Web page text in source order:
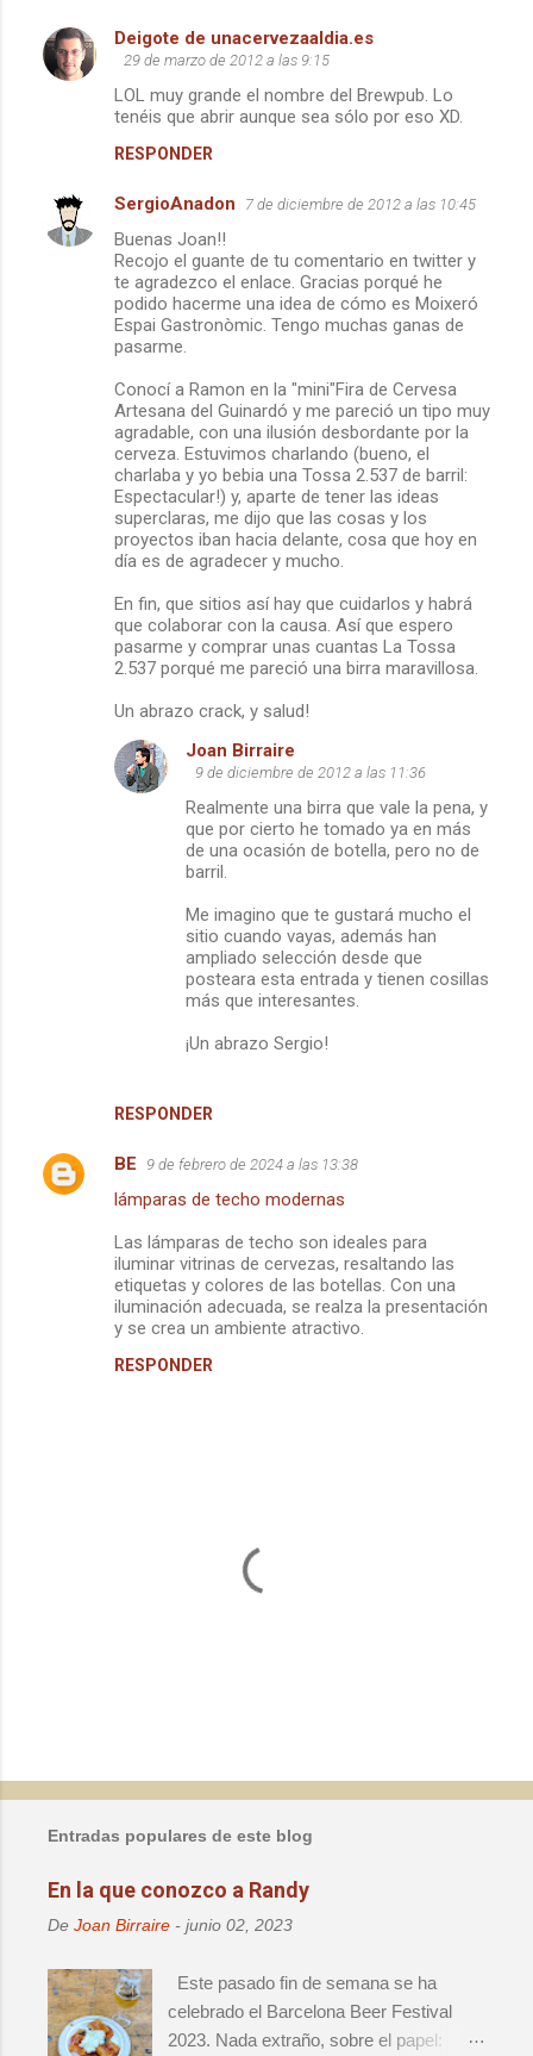
Deigote de unacervezaaldia.es
29 de marzo de 2012 a las 9:15
LOL muy grande el nombre del Brewpub. Lo
tenéis que abrir aunque sea sólo por eso XD.
RESPONDER
SergioAnadon 7 de diciembre de 2012 a las 10:45
Buenas Joan!!
Recojo el guante de tu comentario en twitter y
te agradezco el enlace. Gracias porqué he
podido hacerme una idea de cómo es Moixeró
Espai Gastronòmic. Tengo muchas ganas de
pasarme.
Conocí a Ramon en la "mini"Fira de Cervesa
Artesana del Guinardó y me pareció un tipo muy
agradable, con una ilusión desbordante por la
cerveza. Estuvimos charlando (bueno, el
charlaba y yo bebia una Tossa 2.537 de barril:
Espectacular!) y, aparte de tener las ideas
superclaras, me dijo que las cosas y los
proyectos iban hacia delante, cosa que hoy en
día es de agradecer y mucho.
En fin, que sitios así hay que cuidarlos y habrá
que colaborar con la causa. Así que espero
pasarme y comprar unas cuantas La Tossa
2.537 porqué me pareció una birra maravillosa.
Un abrazo crack, y salud!
RESPONDER
Joan Birraire
9 de diciembre de 2012 a las 11:36
Realmente una birra que vale la pena, y
que por cierto he tomado ya en más
de una ocasión de botella, pero no de
barril.
Me imagino que te gustará mucho el
sitio cuando vayas, además han
ampliado selección desde que
posteara esta entrada y tienen cosillas
más que interesantes.
¡Un abrazo Sergio!
BE 9 de febrero de 2024 a las 13:38
lámparas de techo modernas
Las lámparas de techo son ideales para
iluminar vitrinas de cervezas, resaltando las
etiquetas y colores de las botellas. Con una
iluminación adecuada, se realza la presentación
y se crea un ambiente atractivo.
RESPONDER
c
a
r
n
c
o
m
e
Entradas populares de este blog
En la que conozco a Randy
De Joan Birraire - junio 02, 2023
Este pasado fin de semana se ha
celebrado el Barcelona Beer Festival
2023. Nada extraño, sobre el papel: